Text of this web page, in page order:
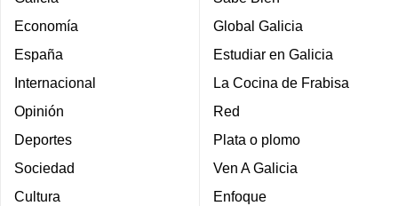
Economía
España
Internacional
Opinión
Deportes
Sociedad
Cultura
Global Galicia
Estudiar en Galicia
La Cocina de Frabisa
Red
Plata o plomo
Ven A Galicia
Enfoque